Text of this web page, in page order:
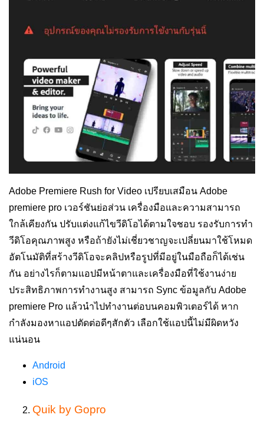
Adobe Premiere Rush for Video เปรียบเสมือน Adobe
premiere pro เวอร์ชันย่อส่วน เครื่องมือและความสามารถ
ใกล้เคียงกัน ปรับแต่งแก้ไขวีดิโอได้ตามใจชอบ รองรับการทำ
วีดิโอคุณภาพสูง หรือถ้ายังไม่เชี่ยวชาญจะเปลี่ยนมาใช้โหมด
อัตโนมัติที่สร้างวีดิโอจะคลิปหรือรูปที่มีอยู่ในมือถือก็ได้เช่น
กัน อย่างไรก็ตามแอปมีหน้าตาและเครื่องมือที่ใช้งานง่าย
ประสิทธิภาพการทำงานสูง สามารถ Sync ข้อมูลกับ Adobe
premiere Pro แล้วนำไปทำงานต่อบนคอมพิวเตอร์ได้ หาก
กำลังมองหาแอปตัดต่อดีๆสักตัว เลือกใช้แอปนี้ไม่มีผิดหวัง
แน่นอน
Android
iOS
Quik by Gopro